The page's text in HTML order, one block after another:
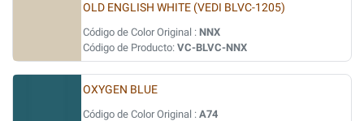
OLD ENGLISH WHITE (VEDI BLVC-1205)
Código de Color Original : NNX
Código de Producto: VC-BLVC-NNX
OXYGEN BLUE
Código de Color Original : A74